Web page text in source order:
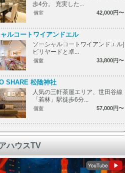
歩4分。 充実した...
個室 42,000円〜
ルコートワイアンドエル
ソーシャルコートワイアンドエル|
ビリヤードと卓...
個室 33,800円〜
SHARE 松陰神社
人気の三軒茶屋エリア、世田谷線
「若林」駅徒歩6分...
個室 57,000円〜
ハウスTV